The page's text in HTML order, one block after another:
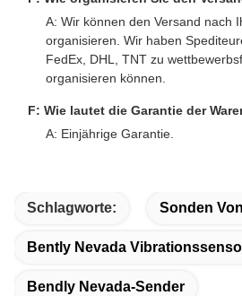
A: Wir können den Versand nach
organisieren. Wir haben
FedEx, DHL, TNT zu
organisieren können.
F: Wie lautet die Garantie der
A: Einjährige Garantie.
Schlagworte: Sonden
Bently Nevada
Bendly Nevada-Sender